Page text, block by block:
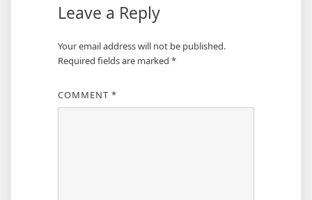
Leave a Reply
Your email address will not be published.
Required fields are marked *
COMMENT *